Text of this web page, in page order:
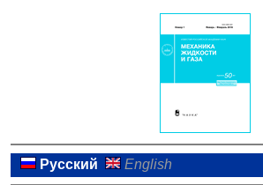
Русский English